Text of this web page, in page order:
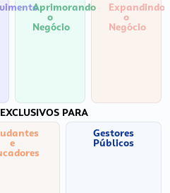
Aprimorando
o
Negócio
Expandindo
o
Negócio
PARA
e
Gestores
Públicos